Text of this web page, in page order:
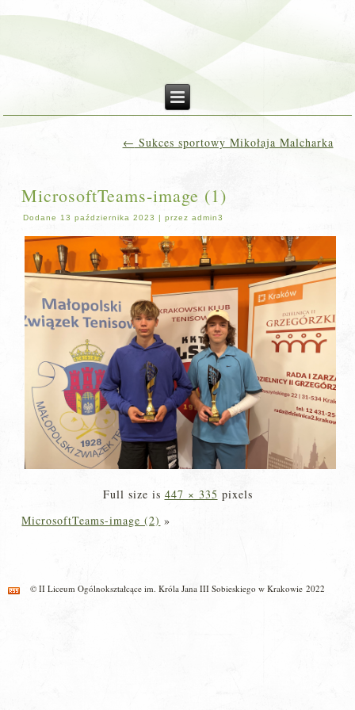
← Sukces sportowy Mikołaja Malcharka
MicrosoftTeams-image (1)
Dodane 13 października 2023 |przez admin3
Full size is 447 × 335 pixels
MicrosoftTeams-image (2) »
© II Liceum Ogólnokształcące im. Króla Jana III Sobieskiego w Krakowie 2022